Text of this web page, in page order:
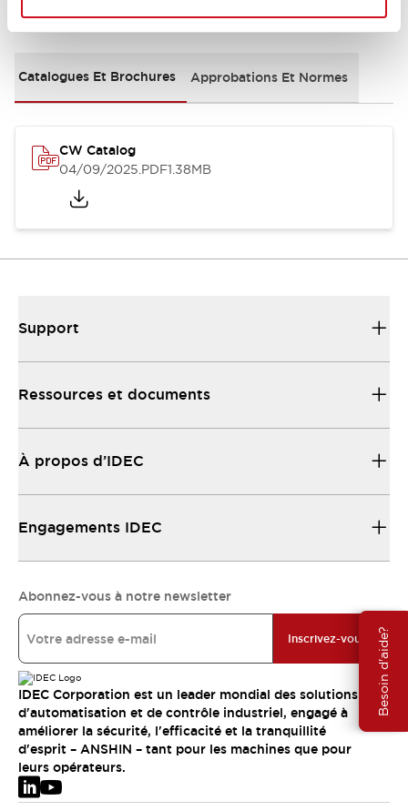
Besoin d'aide?
Documents et fichiers
Catalogues Et Brochures Approbations Et Normes
CW Catalog
04/09/2025.PDF1.38MB
Support
Ressources et documents
À propos d’IDEC
Engagements IDEC
Abonnez-vous à notre newsletter
Inscrivez-vous
IDEC Corporation est un leader mondial des solutions
d'automatisation et de contrôle industriel, engagé à
améliorer la sécurité, l'efficacité et la tranquillité
d'esprit – ANSHIN – tant pour les machines que pour
leurs opérateurs.